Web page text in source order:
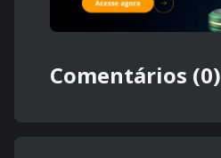
Comentários (0)